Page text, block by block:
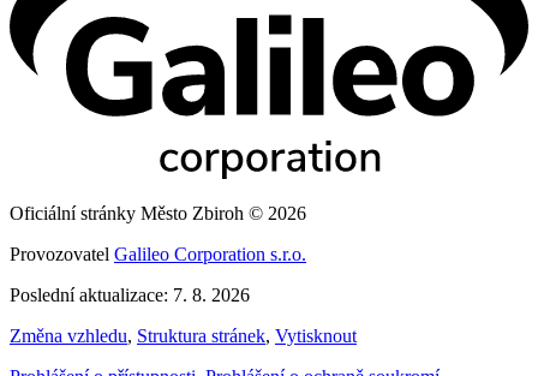
Oficiální stránky Město Zbiroh © 2026
Provozovatel Galileo Corporation s.r.o.
Poslední aktualizace: 7. 8. 2026
Změna vzhledu, Struktura stránek, Vytisknout